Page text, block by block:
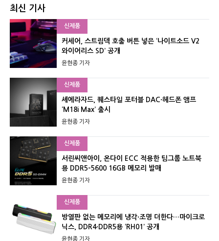
최신 기사
신제품
커세어, 스트림덱 호출 버튼 넣은 ‘나이트소드 V2
와이어리스 SD’ 공개
윤현종 기자
신제품
셰에라자드, 퀘스타일 포터블 DAC·헤드폰 앰프
‘M18i Max’ 출시
윤현종 기자
신제품
서린씨앤아이, 온다이 ECC 적용한 팀그룹 노트북
용 DDR5-5600 16GB 메모리 발매
윤현종 기자
신제품
방열판 없는 메모리에 냉각·조명 더한다…마이크로
닉스, DDR4·DDR5용 ‘RH01’ 공개
윤현종 기자